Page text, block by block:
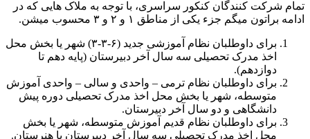
تمام شرکت کنندگان کنکور سراسری، با توجه به ملاک‌ هایی که در
ادامه براتون میگم جزء یکی از مناطق ۱ و ۲ و ۳ محسوب میشن.
برای داوطلبان نظام آموزشی جدید (۶-۳-۳) شهر یا بخش محل
اخذ مدرک تحصیلی سه سال آخر دبیرستان (پایه دهم تا
دوازدهم).
برای داوطلبان نظام ترمی – واحدی و سالی – واحدی آموزش
متوسطه، شهر یا بخش محل اخذ مدرک تحصیلی دوره پیش
دانشگاهی و دو سال آخر دبیرستان.
برای داوطلبان نظام قدیم آموزش متوسطه، شهر یا بخش
محل اخذ مدرک تحصیلی سه سال آخر دبیرستان یا هنرستان.